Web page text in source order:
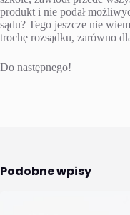
produkt i nie podał
sądu? Tego jeszcze nie
trochę rozsądku, zarówno
Do następnego!
Podobne wpisy